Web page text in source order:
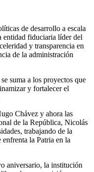
de desarrollo a escala
entidad fiduciaria líder del
y transparencia en
de la administración
suma a los proyectos que
y fortalecer el
Chávez y ahora las
de la República, Nicolás
trabajando de la
la Patria en la
aniversario, la institución